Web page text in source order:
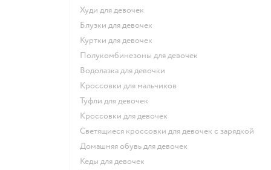
Худи для девочек
Блузки для девочек
Куртки для девочек
Полукомбинезоны для девочек
Водолазка для девочки
Кроссовки для мальчиков
Туфли для девочек
Кроссовки для девочек
Светящиеся кроссовки для девочек с зарядкой
Домашняя обувь для девочек
Кеды для девочек